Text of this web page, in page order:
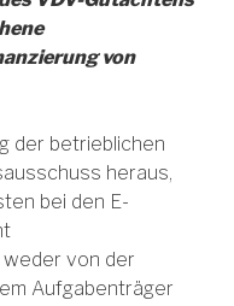
von
der betrieblichen
heraus,
bei den E-
von der
Aufgabenträger